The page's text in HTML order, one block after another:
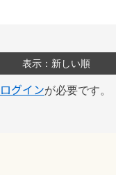
表示：新しい順
ログインが必要です。